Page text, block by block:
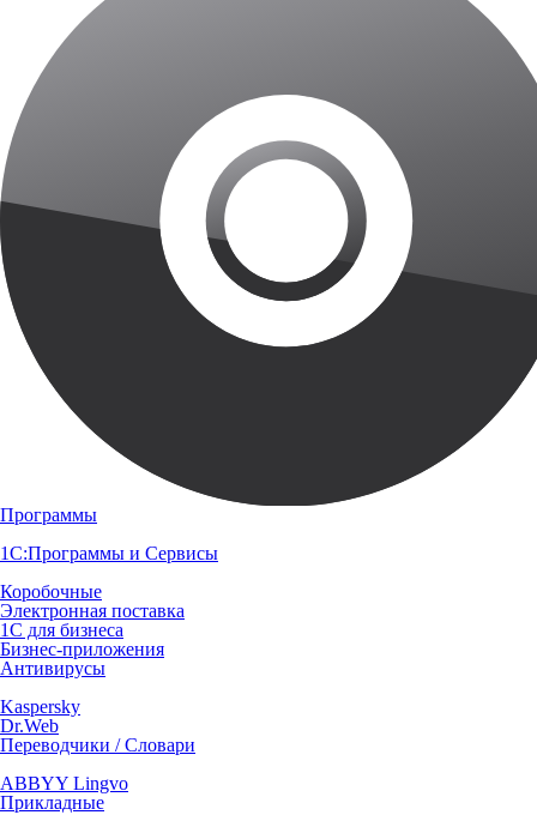
Программы
1С:Программы и Сервисы
Коробочные
Электронная поставка
1С для бизнеса
Бизнес-приложения
Антивирусы
Kaspersky
Dr.Web
Переводчики / Словари
ABBYY Lingvo
Прикладные